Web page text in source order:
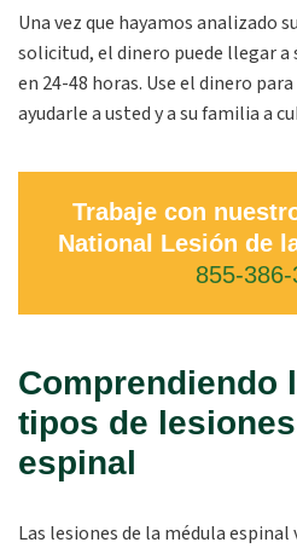
Una vez que hayamos analizado
solicitud, el dinero puede llegar
en 24-48 horas. Use el dinero
ayudarle a usted y a su familia a
Trabaje con
National Lesión de
855-
Comprendiendo
tipos de
espinal
Las lesiones de la médula